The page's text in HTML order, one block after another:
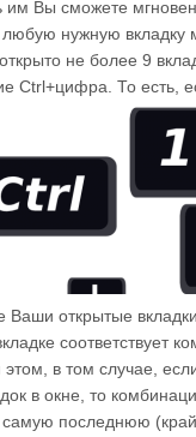
им Вы сможете
любую нужную вкладку
не более 9
Ctrl+цифра. То есть,
Ваши открытые
соответствует
в том случае,
в окне, то
самую последнюю